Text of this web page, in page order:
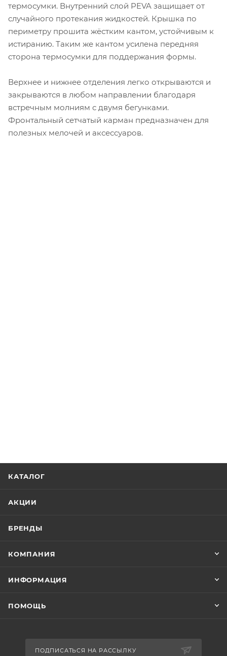
термосумки. Внутренний слой PEVA защищает от
случайного протекания жидкостей. Крышка по
периметру прошита жёстким кантом, устойчивым к
истиранию. Таким же кантом усилена передняя
сторона термосумки для поддержания формы.
Верхнее и нижнее отделения легко открываются и
закрываются в любом направлении благодаря
встречным молниям с двумя бегунками.
Фронтальный сетчатый карман предназначен для
полезных мелочей и аксессуаров.
КАТАЛОГ
АКЦИИ
БРЕНДЫ
КОМПАНИЯ
ИНФОРМАЦИЯ
ПОМОЩЬ
ПОДПИСАТЬСЯ НА РАССЫЛКУ